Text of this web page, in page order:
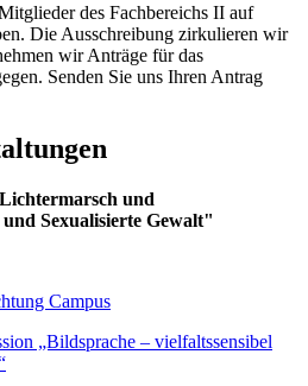
des Fachbereichs II auf
Die Ausschreibung zirkulieren wir
wir Anträge für das
Senden Sie uns Ihren Antrag
und
Sexualisierte Gewalt"
„Bildsprache – vielfaltssensibel